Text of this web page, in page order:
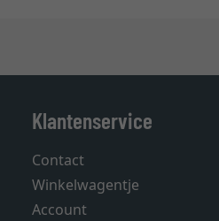
Klantenservice
Contact
Winkelwagentje
Account